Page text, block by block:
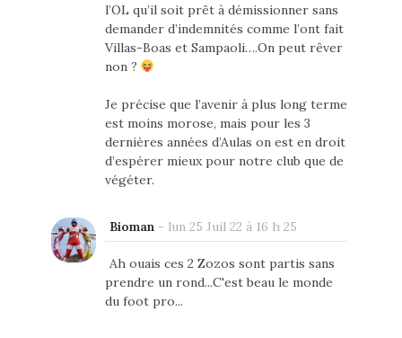
l’OL qu’il soit prêt à démissionner sans
demander d’indemnités comme l’ont fait
Villas-Boas et Sampaoli….On peut rêver
non ?
Je précise que l’avenir à plus long terme
est moins morose, mais pour les 3
dernières années d’Aulas on est en droit
d’espérer mieux pour notre club que de
végéter.
Bioman - lun 25 Juil 22 à 16 h 25
Ah ouais ces 2 Zozos sont partis sans
prendre un rond...C'est beau le monde
du foot pro...